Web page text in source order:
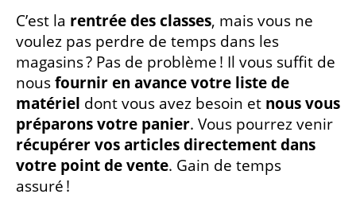
C’est la rentrée des classes, mais vous ne
voulez pas perdre de temps dans les
magasins ? Pas de problème ! Il vous suffit de
nousfournir en avance votre liste de
matériel dont vous avez besoin et nous vous
préparons votre panier. Vous pourrez venir
récupérer vos articles directement dans
votre point de vente. Gain de temps
assuré !